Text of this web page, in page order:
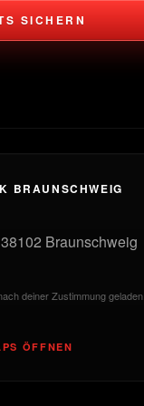
SICHERN
BRAUNSCHWEIG
Braunschweig
deiner Zustimmung geladen.
ÖFFNEN